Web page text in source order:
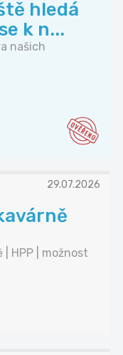
hledá
k n...
našich
29.07.2026
| HPP | možnost